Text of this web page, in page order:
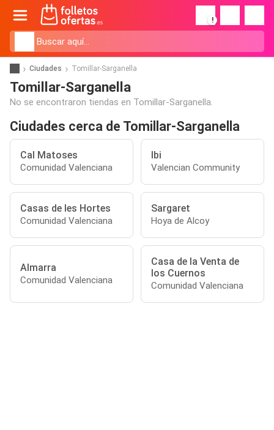
!
Ciudades Tomillar-Sarganella
Tomillar-Sarganella
No se encontraron tiendas en Tomillar-Sarganella.
Ciudades cerca de Tomillar-Sarganella
Cal Matoses
Comunidad Valenciana
Ibi
Valencian Community
Casas de les Hortes
Comunidad Valenciana
Sargaret
Hoya de Alcoy
Almarra
Comunidad Valenciana
Casa de la Venta de
los Cuernos
Comunidad Valenciana